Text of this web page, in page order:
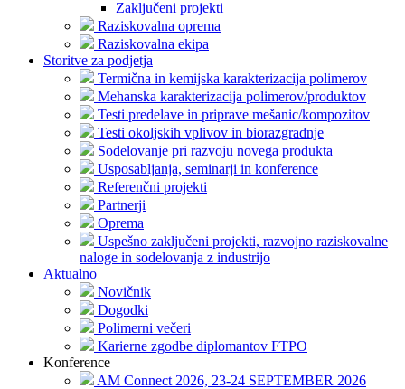
Zaključeni projekti
Raziskovalna oprema
Raziskovalna ekipa
Storitve za podjetja
Termična in kemijska karakterizacija polimerov
Mehanska karakterizacija polimerov/produktov
Testi predelave in priprave mešanic/kompozitov
Testi okoljskih vplivov in biorazgradnje
Sodelovanje pri razvoju novega produkta
Usposabljanja, seminarji in konference
Referenčni projekti
Partnerji
Oprema
Uspešno zaključeni projekti, razvojno raziskovalne
naloge in sodelovanja z industrijo
Aktualno
Novičnik
Dogodki
Polimerni večeri
Karierne zgodbe diplomantov FTPO
Konference
AM Connect 2026, 23-24 SEPTEMBER 2026